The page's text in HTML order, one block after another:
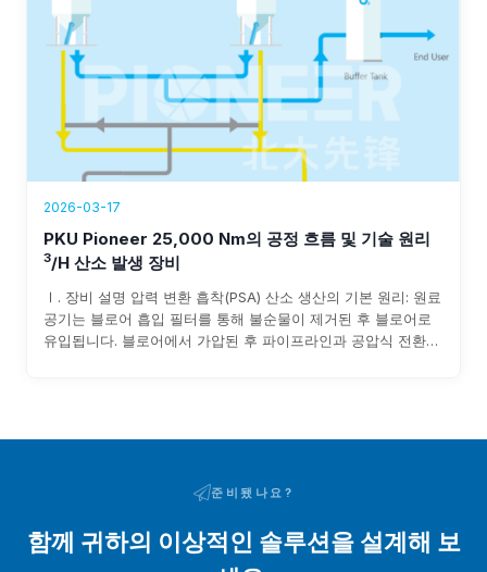
2026-03-17
PKU Pioneer 25,000 Nm의 공정 흐름 및 기술 원리
3/h 산소 발생 장비
Ⅰ. 장비 설명 압력 변환 흡착(PSA) 산소 생산의 기본 원리: 원료
공기는 블로어 흡입 필터를 통해 불순물이 제거된 후 블로어로
유입됩니다. 블로어에서 가압된 후 파이프라인과 공압식 전환
준비됐나요?
함께 귀하의 이상적인 솔루션을 설계해 보